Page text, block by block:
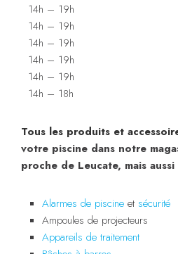
14h – 19h
14h – 19h
14h – 19h
14h – 19h
14h – 19h
14h – 18h
Tous les produits et a
votre piscine dans notre
proche de Leucate, mais aussi
Alarmes de piscine et sécurité
Ampoules de projecteurs
Appareils de traitement